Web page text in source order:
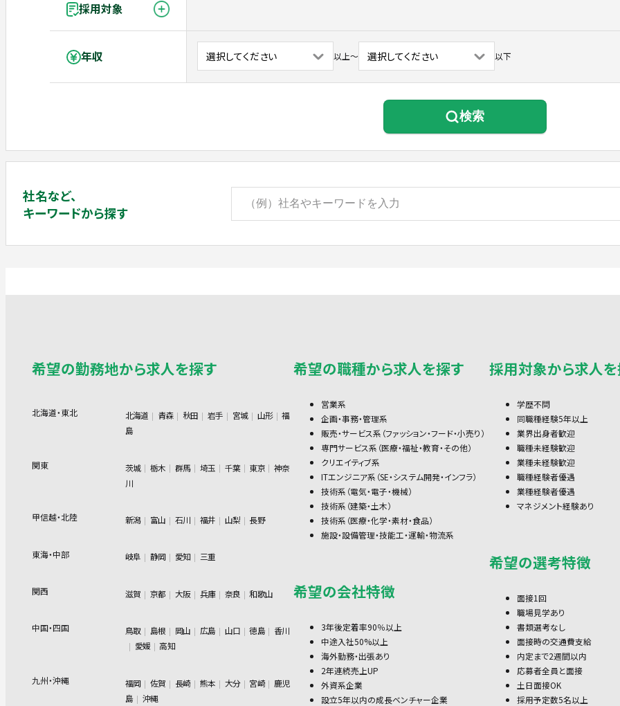
採用対象
年収 以上〜 以下
検索
社名など、
キーワードから探す
希望の勤務地から求人を探す
北海道・東北 北海道 青森 秋田 岩手 宮城 山形
福
島
関東 茨城 栃木 群馬 埼玉 千葉 東京
神奈
川
甲信越・北陸 新潟 富山 石川 福井 山梨 長野
東海・中部 岐阜 静岡 愛知 三重
関西 滋賀 京都 大阪 兵庫 奈良 和歌山
中国・四国 鳥取 島根 岡山 広島 山口 徳島
香川
愛媛
高知
九州・沖縄 福岡 佐賀 長崎 熊本 大分 宮崎
鹿児
島
沖縄
希望の職種から求人を探す
営業系
企画・事務・管理系
販売・サービス系（ファッション・フード・小売り）
専門サービス系（医療・福祉・教育・その他）
クリエイティブ系
ITエンジニア系（SE・システム開発・インフラ）
技術系（電気・電子・機械）
技術系（建築・土木）
技術系（医療・化学・素材・食品）
施設・設備管理・技能工・運輸・物流系
希望の会社特徴
3年後定着率90％以上
中途入社50%以上
海外勤務・出張あり
2年連続売上UP
外資系企業
設立5年以内の成長ベンチャー企業
採用対象から求人
学歴不問
同職種経験5年以上
業界出身者歓迎
職種未経験歓迎
業種未経験歓迎
職種経験者優遇
業種経験者優遇
マネジメント経験あり
希望の選考特徴
面接1回
職場見学あり
書類選考なし
面接時の交通費支給
内定まで2週間以内
応募者全員と面接
土日面接OK
採用予定数5名以上